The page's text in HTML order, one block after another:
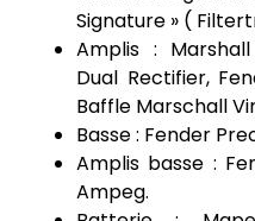
Signature » (
Amplis :
Dual Rectifier,
Baffle Marschall
Basse : Fender
Amplis basse :
Ampeg.